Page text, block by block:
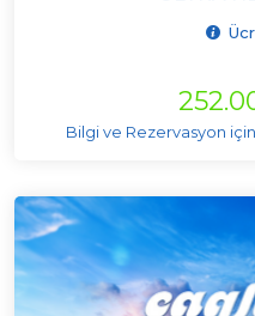
Bilgi ve Rezervasyon için